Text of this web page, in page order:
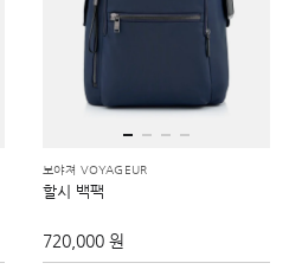
보야져 VOYAGEUR
할시 백팩
720,000 원